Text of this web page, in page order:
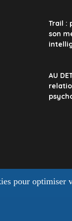
Trail :
son
AU
pour optimiser